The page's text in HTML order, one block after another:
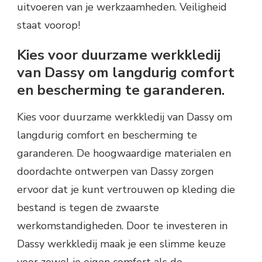
uitvoeren van je werkzaamheden. Veiligheid
staat voorop!
Kies voor duurzame werkkledij
van Dassy om langdurig comfort
en bescherming te garanderen.
Kies voor duurzame werkkledij van Dassy om
langdurig comfort en bescherming te
garanderen. De hoogwaardige materialen en
doordachte ontwerpen van Dassy zorgen
ervoor dat je kunt vertrouwen op kleding die
bestand is tegen de zwaarste
werkomstandigheden. Door te investeren in
Dassy werkkledij maak je een slimme keuze